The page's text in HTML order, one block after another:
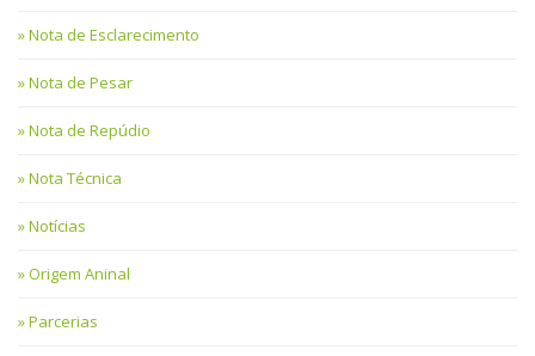
Nota de Esclarecimento
Nota de Pesar
Nota de Repúdio
Nota Técnica
Notícias
Origem Aninal
Parcerias